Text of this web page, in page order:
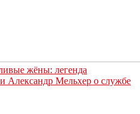
жёны: легенда
Александр Мельхер о службе